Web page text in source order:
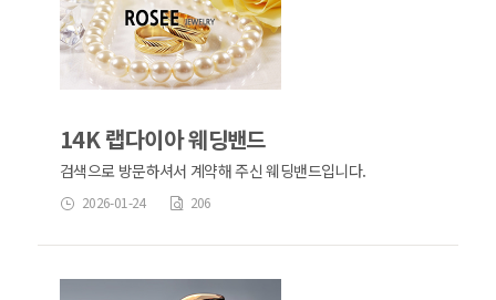
14K 랩다이아 웨딩밴드
검색으로 방문하셔서 계약해 주신 웨딩밴드입니다.
2026-01-24 206